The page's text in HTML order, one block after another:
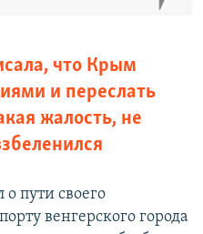
что Крым
и переслать
жалость, не
пути своего
венгерского города